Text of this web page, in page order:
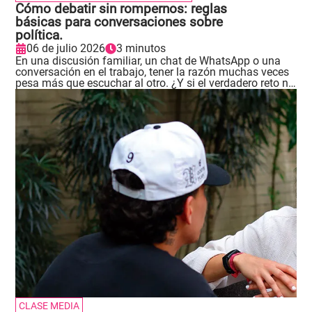
Cómo debatir sin rompernos: reglas
básicas para conversaciones sobre
política.
06 de julio 2026
3 minutos
En una discusión familiar, un chat de WhatsApp o una
conversación en el trabajo, tener la razón muchas veces
pesa más que escuchar al otro. ¿Y si el verdadero reto no
fuera ganar la conversación, sino cuidar el vínculo?
Andrea Arroyave, responsable (E) de construcción de paz
en Comfama, propone herramientas concretas para
disentir sin convertir la diferencia en ruptura..
CLASE MEDIA